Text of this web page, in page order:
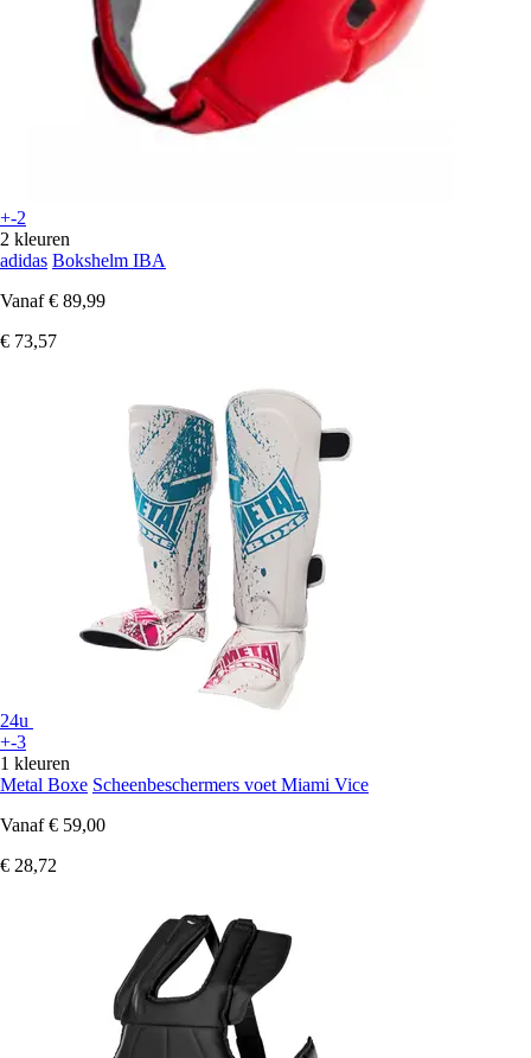
+-2
2 kleuren
adidas Bokshelm IBA
Vanaf € 89,99
€ 73,57
24u
+-3
1 kleuren
Metal Boxe Scheenbeschermers voet Miami Vice
Vanaf € 59,00
€ 28,72